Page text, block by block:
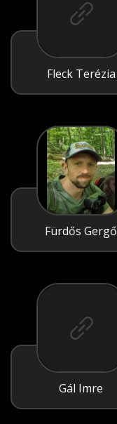
Fleck Terézia
Fürdős Gergő
Gál Imre